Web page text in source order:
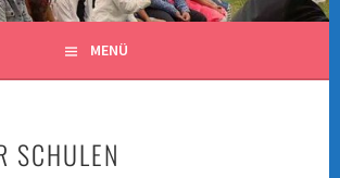
MENÜ
SCHULEN